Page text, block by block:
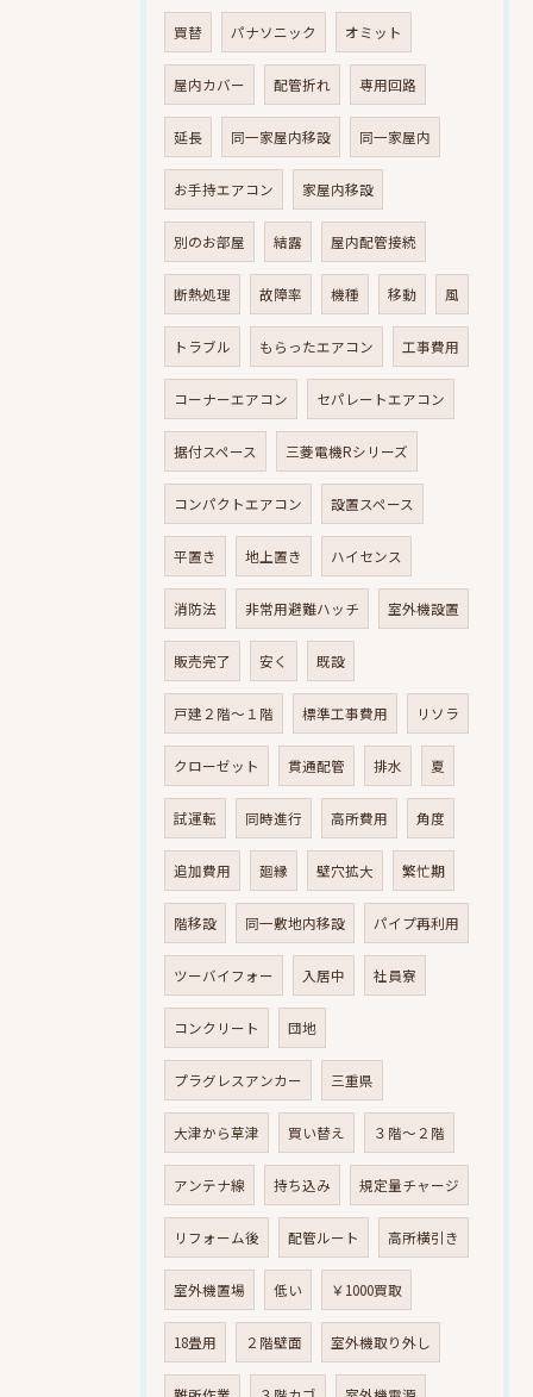
買替 パナソニック オミット
屋内カバー 配管折れ 専用回路
延長 同一家屋内移設 同一家屋内
お手持エアコン 家屋内移設
別のお部屋 結露 屋内配管接続
断熱処理 故障率 機種 移動 風
トラブル もらったエアコン 工事費用
コーナーエアコン セパレートエアコン
据付スペース 三菱電機Rシリーズ
コンパクトエアコン 設置スペース
平置き 地上置き ハイセンス
消防法 非常用避難ハッチ 室外機設置
販売完了 安く 既設
戸建２階～１階 標準工事費用 リソラ
クローゼット 貫通配管 排水 夏
試運転 同時進行 高所費用 角度
追加費用 廻縁 壁穴拡大 繁忙期
階移設 同一敷地内移設 パイプ再利用
ツーバイフォー 入居中 社員寮
コンクリート 団地
プラグレスアンカー 三重県
大津から草津 買い替え ３階～２階
アンテナ線 持ち込み 規定量チャージ
リフォーム後 配管ルート 高所横引き
室外機置場 低い ￥1000買取
18畳用 ２階壁面 室外機取り外し